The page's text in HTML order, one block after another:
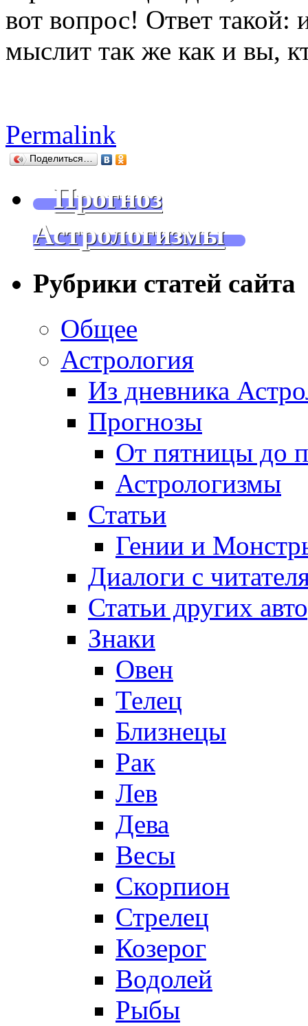
вот вопрос! Ответ такой:
мыслит так же как и вы,
Permalink
Поделиться…
Прогноз
Астрологизмы
Рубрики статей сайта
Общее
Астрология
Из дневника
Прогнозы
От пятницы до
Астрологизмы
Статьи
Гении и
Диалоги с
Статьи других
Знаки
Овен
Телец
Близнецы
Рак
Лев
Дева
Весы
Скорпион
Стрелец
Козерог
Водолей
Рыбы